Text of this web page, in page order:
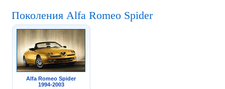
Поколения Alfa Romeo Spider
Alfa Romeo Spider
1994-2003